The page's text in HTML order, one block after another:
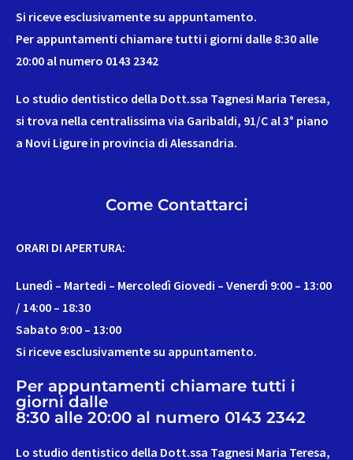
Si riceve esclusivamente su appuntamento.
Per appuntamenti chiamare tutti i giorni dalle 8:30 alle
20:00 al numero 0143 2342
Lo studio dentistico della Dott.ssa Tagnesi Maria Teresa,
si trova nella centralissima via Garibaldi, 91/C al 3° piano
a Novi Ligure in provincia di Alessandria.
Come Contattarci
ORARI DI APERTURA:
Lunedì – Martedi – Mercoledì Giovedi – Venerdì 9:00 – 13:00
/ 14:00 – 18:30
Sabato 9:00 – 13:00
Si riceve esclusivamente su appuntamento.
Per appuntamenti chiamare tutti i
giorni dalle
8:30 alle 20:00 al numero 0143 2342
Lo studio dentistico della Dott.ssa Tagnesi Maria Teresa,